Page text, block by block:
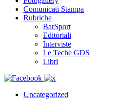
Comunicati Stampa
Rubriche
BarSport
Editoriali
Interviste
Le Teche GDS
Libri
Uncategorized